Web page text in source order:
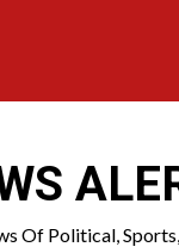
Of Political,